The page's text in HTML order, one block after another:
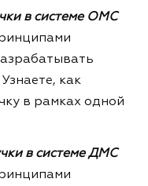
в системе ОМС
как
в рамках одной
в системе ДМС